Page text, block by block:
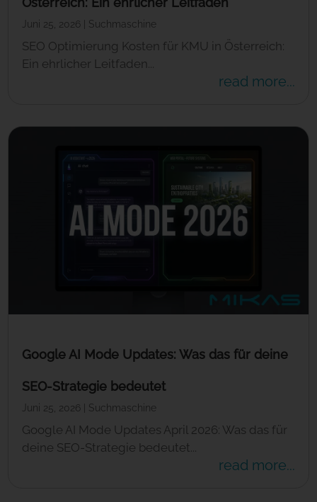
Juni 25, 2026 Suchmaschine
SEO Optimierung Kosten für KMU in Österreich:
Ein ehrlicher Leitfaden...
read more...
Google AI Mode Updates: Was das für deine
SEO-Strategie bedeutet
Juni 25, 2026 Suchmaschine
Google AI Mode Updates April 2026: Was das für
deine SEO-Strategie bedeutet...
read more...